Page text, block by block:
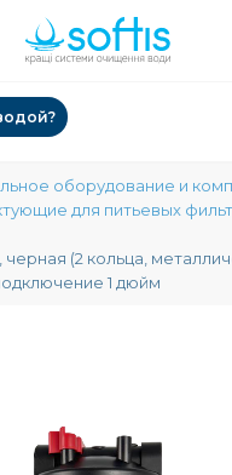
оборудование и
для питьевых
(2 кольца,
1 дюйм